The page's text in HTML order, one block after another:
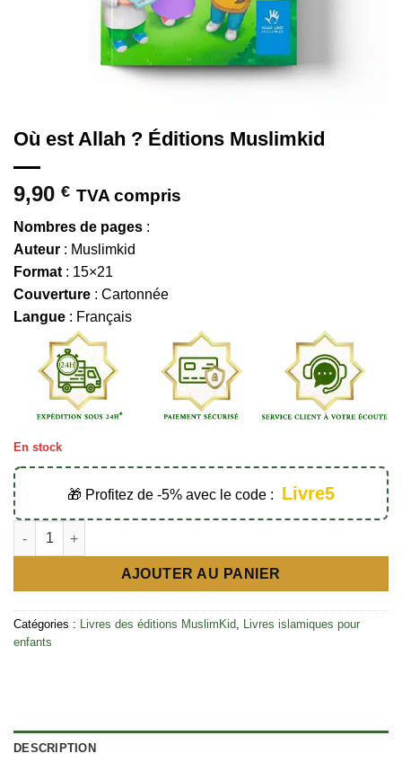
Où est Allah ? Éditions Muslimkid
9,90 € TVA compris
Nombres de pages :
Auteur : Muslimkid
Format : 15×21
Couverture : Cartonnée
Langue : Français
En stock
🎁 Profitez de -5% avec le code : Livre5
quantité de Où est Allah ? Éditions Muslimkid
AJOUTER AU PANIER
Catégories : Livres des éditions MuslimKid, Livres islamiques pour
enfants
DESCRIPTION